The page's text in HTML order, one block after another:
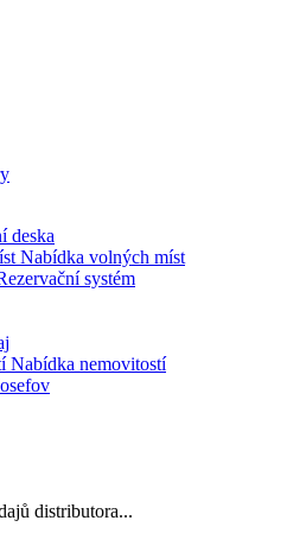
deska
Nabídka volných míst
systém
Nabídka nemovitostí
distributora...